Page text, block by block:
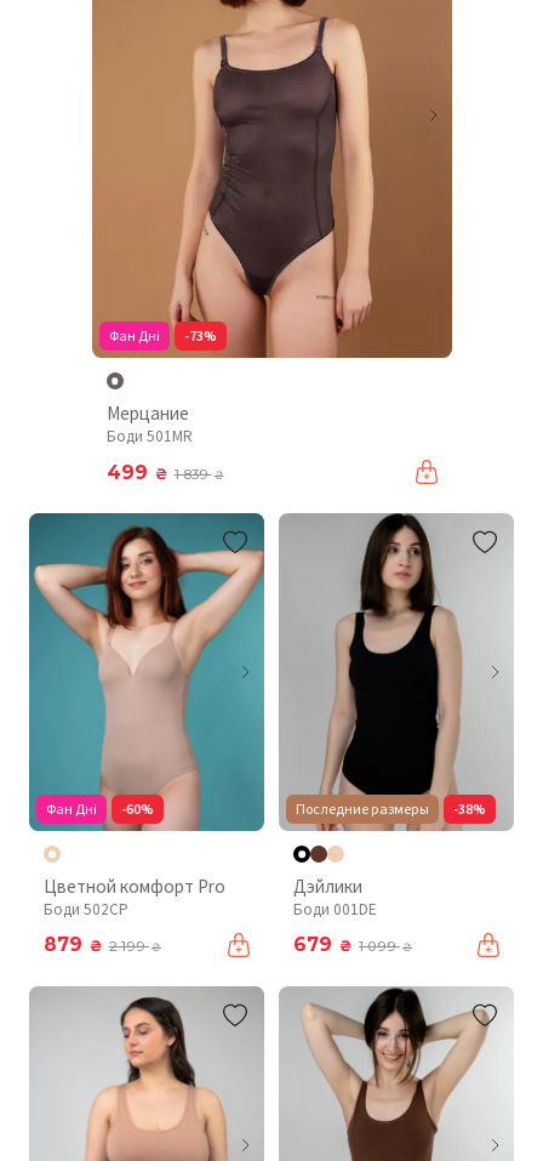
Фан Дні -73%
Мерцание
Боди 501MR
499 ₴ 1 839₴
Фан Дні -60%
Цветной комфорт Pro
Боди 502CP
879 ₴ 2 199₴
Последние размеры -38%
Дэйлики
Боди 001DE
679 ₴ 1 099₴